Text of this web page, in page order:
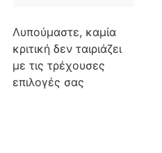
Λυπούμαστε, καμία
κριτική δεν ταιριάζει
με τις τρέχουσες
επιλογές σας